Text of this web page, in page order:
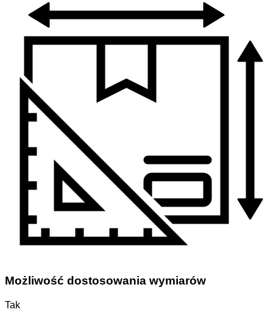
Możliwość dostosowania wymiarów
Tak